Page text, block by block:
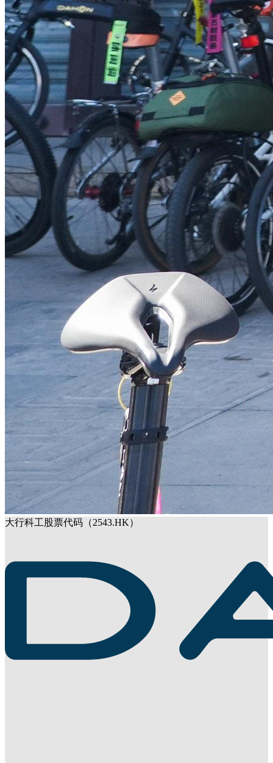
大行科工股票代码（2543.HK）